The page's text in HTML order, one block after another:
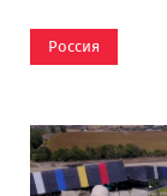
Россия